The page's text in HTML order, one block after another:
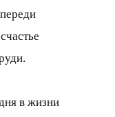
в жизни